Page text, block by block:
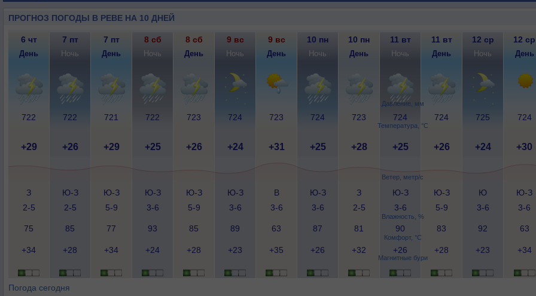
ПРОГНОЗ ПОГОДЫ В РЕВЕ НА 10 ДНЕЙ
Давление, мм
Температура, °C
Ветер, метр/с
Влажность, %
Комфорт, °C
Магнитные бури
6 чт 7 пт 7 пт 8 сб 8 сб 9 вс 9 вс 10 пн 10 пн 11 вт 11 вт 12 ср 12 ср
День Ночь День Ночь День Ночь День Ночь День Ночь День Ночь День
722 722 721 722 723 724 723 724 723 724 724 725 724
+29 +26 +29 +25 +26 +24 +31 +25 +28 +25 +26 +24 +30
З
2-5
Ю-З
2-5
Ю-З
5-9
Ю-З
3-6
Ю-З
5-9
Ю-З
3-6
В
3-6
Ю-З
3-6
З
2-5
Ю-З
3-6
Ю-З
5-9
Ю
3-6
Ю-З
3-6
75 85 77 93 85 89 63 87 81 90 83 92 63
+34 +28 +34 +24 +28 +23 +35 +26 +32 +26 +28 +23 +34
Погода сегодня